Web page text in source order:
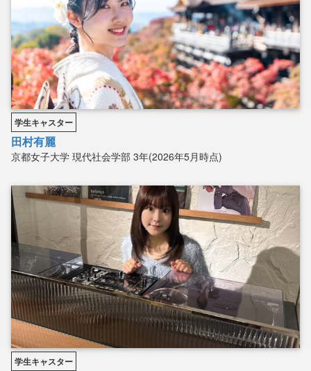
学生キャスター
田村有麗
京都女子大学 現代社会学部 3年(2026年5月時点)
学生キャスター